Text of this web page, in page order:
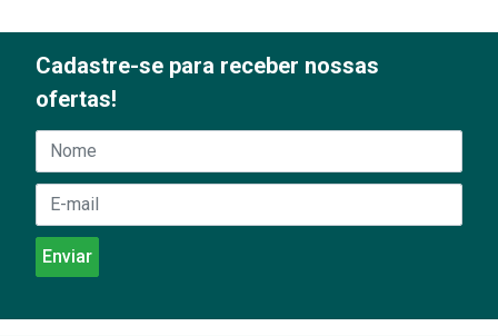
Cadastre-se para receber nossas
ofertas!